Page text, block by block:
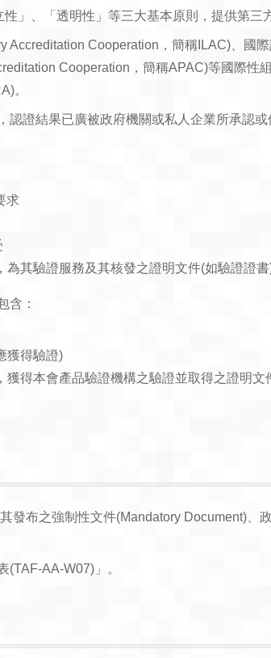
」、「透明性」等三大基本原則，提供第三
Accreditation Cooperation，簡稱ILAC)、國
Cooperation，簡稱APAC)等國際性
。
證結果已廣被政府機關或私人企業所承認
求
其驗證服務及其核發之證明文件(如驗證證
含：
獲得驗證)
得本會產品驗證機構之驗證並取得之證明
發布之強制性文件(Mandatory Document)、
AA-W07)」。